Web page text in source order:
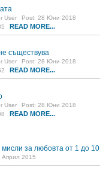
User
Post: 28 Юни 2018
READ MORE...
съществува
User
Post: 28 Юни 2018
READ MORE...
User
Post: 28 Юни 2018
READ MORE...
за любовта от 1 до 10
Април 2015